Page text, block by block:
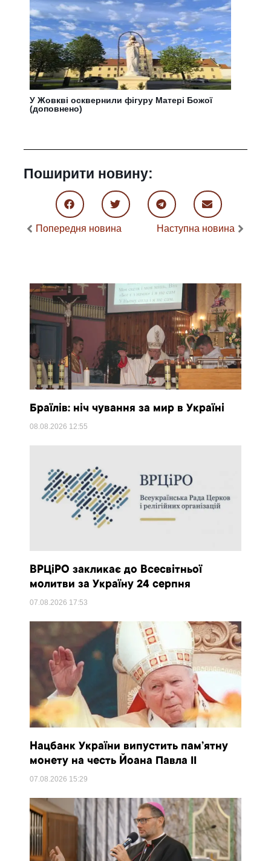
У Жовкві осквернили фігуру Матері Божої
(доповнено)
Поширити новину:
Попередня новина Наступна новина
Браїлів: ніч чування за мир в Україні
08.08.2026 12:55
ВРЦіРО закликає до Всесвітньої
молитви за Україну 24 серпня
07.08.2026 17:53
Нацбанк України випустить пам’ятну
монету на честь Йоана Павла II
07.08.2026 15:29